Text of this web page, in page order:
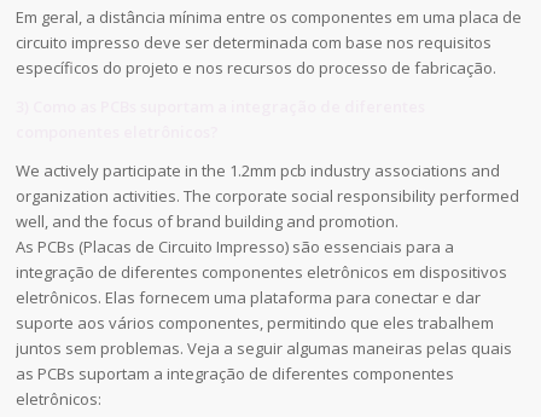
Em geral, a distância mínima entre os componentes em uma placa de
circuito impresso deve ser determinada com base nos requisitos
específicos do projeto e nos recursos do processo de fabricação.
We actively participate in the 1.2mm pcb industry associations and
organization activities. The corporate social responsibility performed
well, and the focus of brand building and promotion.
As PCBs (Placas de Circuito Impresso) são essenciais para a
integração de diferentes componentes eletrônicos em dispositivos
eletrônicos. Elas fornecem uma plataforma para conectar e dar
suporte aos vários componentes, permitindo que eles trabalhem
juntos sem problemas. Veja a seguir algumas maneiras pelas quais
as PCBs suportam a integração de diferentes componentes
eletrônicos: